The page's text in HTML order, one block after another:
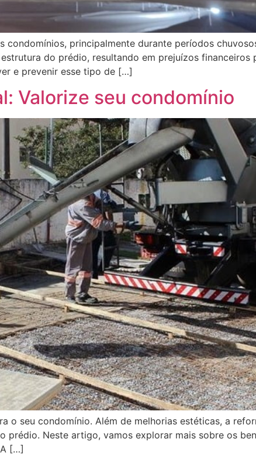
principalmente durante períodos
do prédio, resultando em prejuízos financeiros
e prevenir esse tipo de […]
Valorize seu condomínio
o seu condomínio. Além de melhorias estéticas, a
prédio. Neste artigo, vamos explorar mais sobre os
[…]